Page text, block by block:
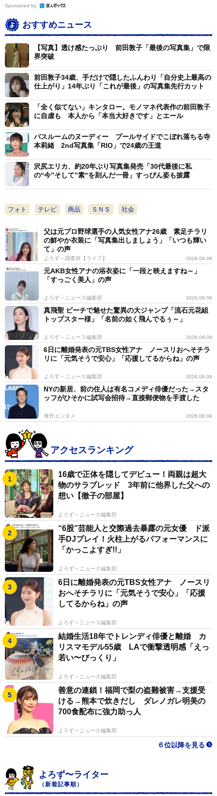
Sponsored by
おすすめニュース
【写真】透け感たっぷり 前田敦子「最後の写真集」で限
界突破
前田敦子34歳、手だけで隠したふんわり「自分史上最高の
仕上がり」14年ぶり「これが最後」の写真集先行カット
「全く似てない」キンタロー。モノマネ代表作の前田敦子
に自虐も 本人から「本当大好きです」とエール
バスルームのヌーディー プールサイドでこぼれ落ちる寺
本莉緒 2nd写真集「RIO」で24歳の王道
沢尻エリカ、約20年ぶり写真集発売「30代最後に私
の“今”そして‟素“を刻んだ一冊」すっぴん姿も披露
フォト テレビ 商品 ＳＮＳ 社会
父は元プロ野球選手の人気女性アナ26歳 素足チラリ
の鮮やか衣装に「写真集出しましょう」「いつも輝い
て」の声
よろず～調査班【ライフ】 2026.08.09
元AKB女性アナの浴衣姿に「一段と映えますね～」
「すっごく美人」の声
よろず～ニュース編集部 2026.08.09
真飛聖 ビーチで魅せた驚異の大ジャンプ「流石元花組
トップスター様」「名前の如く飛んでるぅ～」
よろず～ニュース編集部 2026.08.09
6日に離婚発表の元TBS女性アナ ノースリおへそチラ
リに「元気そうで安心」「応援してるからね」の声
よろず～ニュース編集部 2026.08.09
NYの新居、前の住人は有名コメディ俳優だった→スタ
ッフがひそかに試写会招待→直接郵便物を手渡した
海外エンタメ 2026.08.09
アクセスランキング
16歳で正体を隠してデビュー！両親は超大
物のサラブレッド 3年前に他界した父への
想い【徹子の部屋】
よろず～ニュース編集部
“6股”芸能人と交際過去暴露の元女優 ド派
手DJプレイ！火柱上がるパフォーマンスに
「かっこよすぎ!!」
よろず～ニュース編集部
6日に離婚発表の元TBS女性アナ ノースリ
おへそチラリに「元気そうで安心」「応援
してるからね」の声
よろず～ニュース編集部
結婚生活18年でトレンディ俳優と離婚 カ
リスマモデル55歳 LAで衝撃透明感「えっ
若い〜びっくり」
よろず～ニュース編集部
善意の連鎖！福岡で梨の盗難被害→支援受
ける→熊本で炊きだし ダレノガレ明美の
700食配布に強力助っ人
よろず～ニュース編集部
６位以降を見る
よろず〜ライター
（新着記事順）